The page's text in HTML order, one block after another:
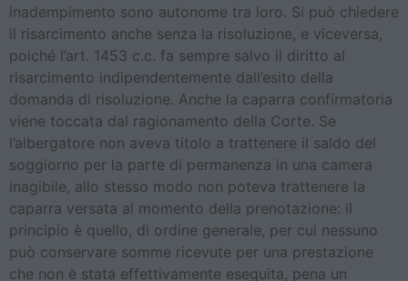
inadempimento sono autonome tra loro. Si può chiedere
il risarcimento anche senza la risoluzione, e viceversa,
poiché l’art. 1453 c.c. fa sempre salvo il diritto al
risarcimento indipendentemente dall’esito della
domanda di risoluzione. Anche la caparra confirmatoria
viene toccata dal ragionamento della Corte. Se
l’albergatore non aveva titolo a trattenere il saldo del
soggiorno per la parte di permanenza in una camera
inagibile, allo stesso modo non poteva trattenere la
caparra versata al momento della prenotazione: il
principio è quello, di ordine generale, per cui nessuno
può conservare somme ricevute per una prestazione
che non è stata effettivamente eseguita, pena un